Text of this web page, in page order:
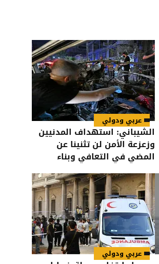
عربي ودولي
الشيباني: استهداف المدنيين
وزعزعة الأمن لن تثنينا عن
المضي في التعافي وبناء
عربي ودولي